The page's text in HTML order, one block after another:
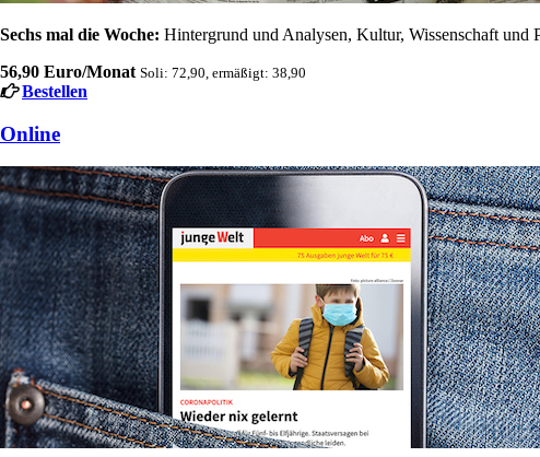
Sechs mal die Woche: Hintergrund und Analysen, Kultur, Wissenschaft und
56,90 Euro/Monat Soli: 72,90, ermäßigt: 38,90
Bestellen
Online